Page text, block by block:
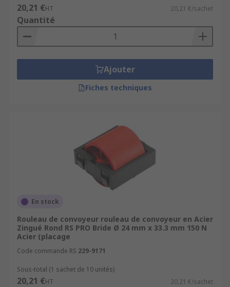
20,21 €HT 20,21 €/sachet
Quantité
Ajouter
Fiches techniques
En stock
Rouleau de convoyeur rouleau de convoyeur en Acier
Zingué Rond RS PRO Bride Ø 24 mm x 33.3 mm 150 N
Acier (placage
Code commande RS 229-9171
Sous-total (1 sachet de 10 unités)
20,21 €HT 20,21 €/sachet